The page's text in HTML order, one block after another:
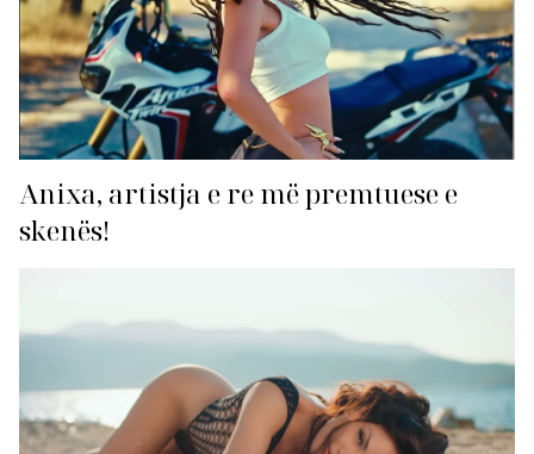
Anixa, artistja e re më premtuese e
skenës!